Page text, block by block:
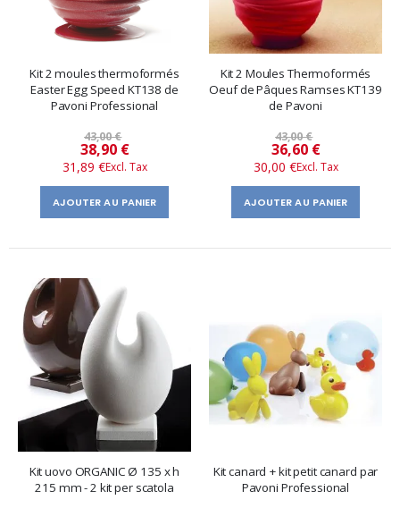
Kit 2 moules thermoformés
Easter Egg Speed ​​​​KT138 de
Pavoni Professional
43,00 €
Prix
​​
spécial
38,90 €
31,89 €
AJOUTER AU PANIER
Kit 2 Moules Thermoformés
Oeuf de Pâques Ramses KT139
de Pavoni
43,00 €
Prix
​​
spécial
36,60 €
30,00 €
AJOUTER AU PANIER
Kit uovo ORGANIC Ø 135 x h
215 mm - 2 kit per scatola
Kit canard + kit petit canard par
Pavoni Professional